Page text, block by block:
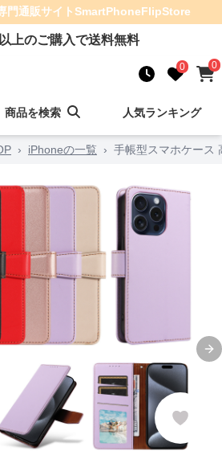
門通販サイトSmartPhoneFlipStore
上のご購入で送料無料
0 0
商品を検索 人気ランキング
› iPhoneの一覧 › 手帳型スマホケース